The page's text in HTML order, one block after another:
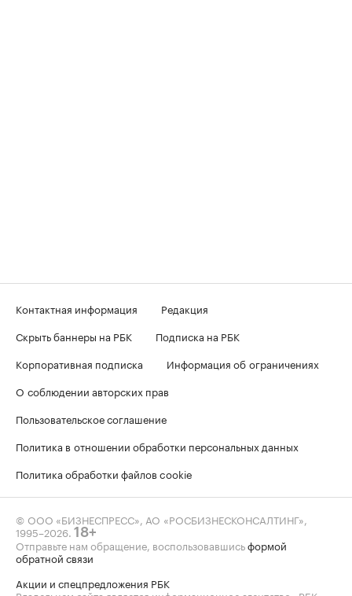
Контактная информация
Редакция
Скрыть баннеры на РБК
Подписка на РБК
Корпоративная подписка
Информация об ограничениях
О соблюдении авторских прав
Пользовательское соглашение
Политика в отношении обработки персональных данных
Политика обработки файлов cookie
© ООО «БИЗНЕСПРЕСС», АО «РОСБИЗНЕСКОНСАЛТИНГ»,
1995–2026. 18+
Отправьте нам обращение, воспользовавшисьформой
обратной связи
Акции и спецпредложения РБК